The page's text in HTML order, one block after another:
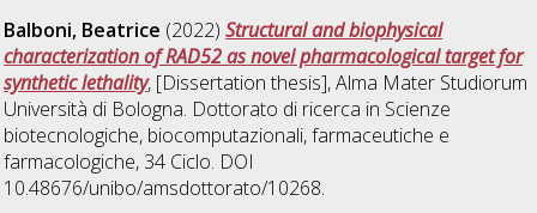
Balboni, Beatrice (2022)Structural and biophysical
characterization of RAD52 as novel pharmacological target for
synthetic lethality, [Dissertation thesis], Alma Mater Studiorum
Università di Bologna. Dottorato di ricerca in Scienze
biotecnologiche, biocomputazionali, farmaceutiche e
farmacologiche, 34 Ciclo. DOI
10.48676/unibo/amsdottorato/10268.